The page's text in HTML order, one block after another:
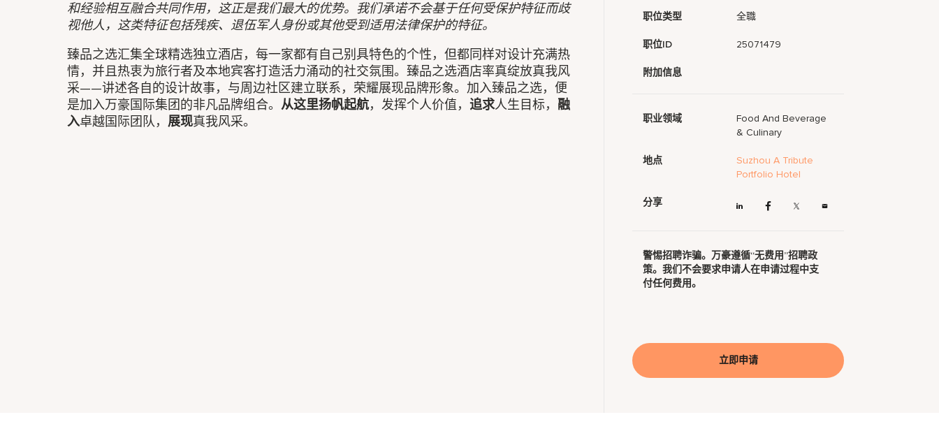
和经验相互融合共同作用，这正是我们最大的优势。我们承诺不会基于任何受保护特征而歧
视他人，这类特征包括残疾、退伍军人身份或其他受到适用法律保护的特征。
臻品之选汇集全球精选独立酒店，每一家都有自己别具特色的个性，但都同样对设计充满热
情，并且热衷为旅行者及本地宾客打造活力涌动的社交氛围。臻品之选酒店率真绽放真我风
采——讲述各自的设计故事，与周边社区建立联系，荣耀展现品牌形象。加入臻品之选，便
是加入万豪国际集团的非凡品牌组合。 从这里扬帆起航，发挥个人价值， 追求人生目标， 融
入卓越国际团队， 展现真我风采。
职位类型 全職
职位ID 25071479
附加信息
职业领域
Food And Beverage
& Culinary
地点
Suzhou A Tribute
Portfolio Hotel
分享
警惕招聘诈骗。万豪遵循“无费用”招聘政
策。我们不会要求申请人在申请过程中支
付任何费用。
立即申请